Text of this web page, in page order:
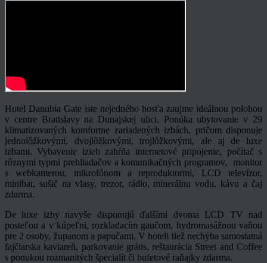
Hotel Danubia Gate iste nejedného hosťa zaujme ideálnou polohou
v centre Bratislavy na Dunajskej ulici. Ponúka ubytovanie v 29
klimatizovaných komfortne zariadených izbách, pričom disponuje
jednolôžkovými, dvojlôžkovými, trojlôžkovými, ale aj de luxe
izbami. Vybavenie izieb zahŕňa internetové pripojenie, počítač s
rôznymi typmi prehliadačov a komunikačných programov, monitor
s webkamerou, mikrofónom a reproduktormi, LCD televízor,
minibar, sušič na vlasy, trezor, rádio, minerálnu vodu, kávu a čaj
zdarma.
De luxe izby navyše disponujú ďalšími dvoma LCD TV nad
posteľou a v kúpeľni, rozkladacím gaučom, hydromasážnou vaňou
pre 2 osoby, županom a papučami. V hoteli tiež nechýba samostatná
fajčiarska kaviareň, parkovanie grátis, reštaurácia Street and Coffee
s ponukou rozmanitých špecialít či bufetové raňajky zdarma.